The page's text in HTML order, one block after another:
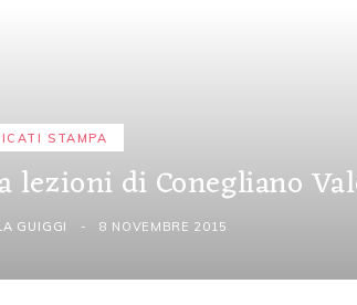
STAMPA
lezioni di Conegliano
GUIGGI 8 NOVEMBRE 2015